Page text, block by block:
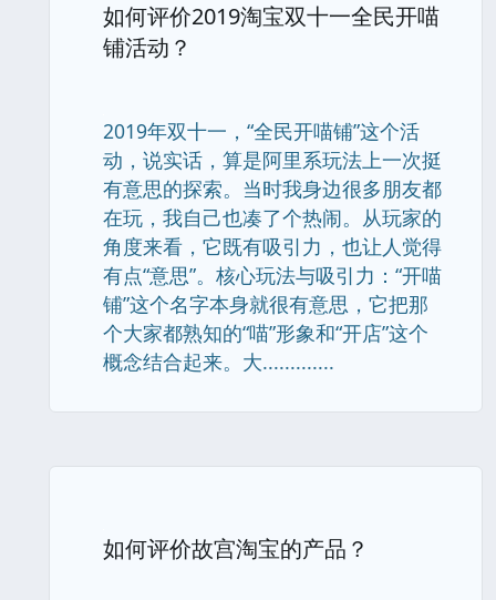
如何评价2019淘宝双十一全民开喵
铺活动？
2019年双十一，“全民开喵铺”这个活
动，说实话，算是阿里系玩法上一次挺
有意思的探索。当时我身边很多朋友都
在玩，我自己也凑了个热闹。从玩家的
角度来看，它既有吸引力，也让人觉得
有点“意思”。核心玩法与吸引力：“开喵
铺”这个名字本身就很有意思，它把那
个大家都熟知的“喵”形象和“开店”这个
概念结合起来。大.............
如何评价故宫淘宝的产品？